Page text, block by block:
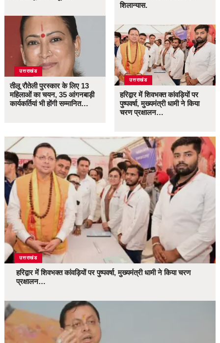
उत्तराखंड
तीलू रौतेली पुरस्कार के लिए 13
महिलाओं का चयन, 35 आंगनबाड़ी
कार्यकर्तियां भी होंगी सम्मानित…
शिलान्यास.
उत्तराखंड
हरिद्वार में शिवभक्त कांवड़ियों पर
पुष्पवर्षा, मुख्यमंत्री धामी ने किया
चरण प्रक्षालन…
उत्तराखंड
हरिद्वार में शिवभक्त कांवड़ियों पर पुष्पवर्षा, मुख्यमंत्री धामी ने किया चरण
प्रक्षालन…